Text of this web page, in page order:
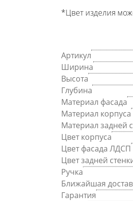
*Цвет изделия
Артикул
Ширина
Высота
Глубина
Материал фасада
Материал корпуса
Материал задней
Цвет корпуса
Цвет фасада ЛДСП
Цвет задней
Ручка
Ближайшая
Гарантия